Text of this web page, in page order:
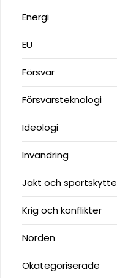
Energi
EU
Försvar
Försvarsteknologi
Ideologi
Invandring
Jakt och sportskytte
Krig och konflikter
Norden
Okategoriserade